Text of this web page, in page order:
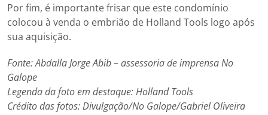
Por fim, é importante frisar que este condomínio
colocou à venda o embrião de Holland Tools logo após
sua aquisição.
Fonte: Abdalla Jorge Abib – assessoria de imprensa No
Galope
Legenda da foto em destaque: Holland Tools
Crédito das fotos: Divulgação/No Galope/Gabriel Oliveira